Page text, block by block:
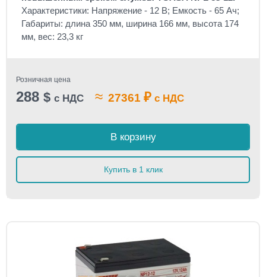
Характеристики: Напряжение - 12 В; Емкость - 65 Ач;
Габариты: длина 350 мм, ширина 166 мм, высота 174
мм, вес: 23,3 кг
Розничная цена
288 $ с НДС ≈ 27361 ₽ с НДС
В корзину
Купить в 1 клик